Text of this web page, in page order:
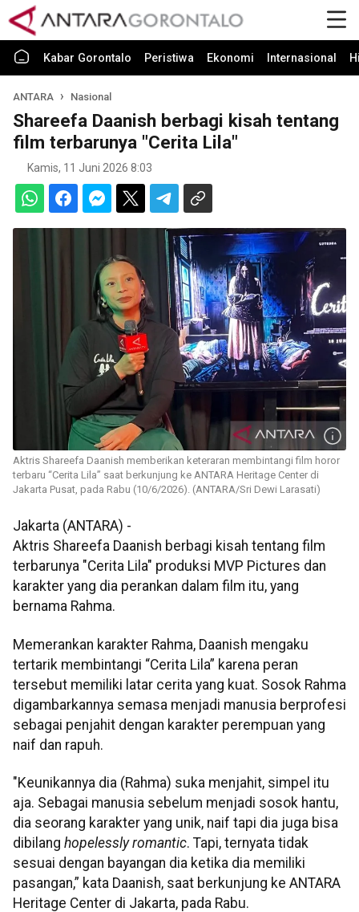
Kabar Gorontalo Peristiwa Ekonomi Internasional
ANTARA Nasional
Shareefa Daanish berbagi kisah tentang
film terbarunya "Cerita Lila"
Kamis, 11 Juni 2026 8:03
Aktris Shareefa Daanish memberikan keteraran membintangi film horor
terbaru “Cerita Lila” saat berkunjung ke ANTARA Heritage Center di
Jakarta Pusat, pada Rabu (10/6/2026). (ANTARA/Sri Dewi Larasati)
Jakarta (ANTARA) -
Aktris Shareefa Daanish berbagi kisah tentang film
terbarunya "Cerita Lila" produksi MVP Pictures dan
karakter yang dia perankan dalam film itu, yang
bernama Rahma.
Memerankan karakter Rahma, Daanish mengaku
tertarik membintangi “Cerita Lila” karena peran
tersebut memiliki latar cerita yang kuat. Sosok Rahma
digambarkannya semasa menjadi manusia berprofesi
sebagai penjahit dengan karakter perempuan yang
naif dan rapuh.
"Keunikannya dia (Rahma) suka menjahit, simpel itu
aja. Sebagai manusia sebelum menjadi sosok hantu,
dia seorang karakter yang unik, naif tapi dia juga bisa
dibilang hopelessly romantic. Tapi, ternyata tidak
sesuai dengan bayangan dia ketika dia memiliki
pasangan,” kata Daanish, saat berkunjung ke ANTARA
Heritage Center di Jakarta, pada Rabu.